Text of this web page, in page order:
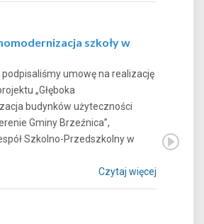
szkoły w
podpisaliśmy umowę na realizację
„Głęboka
budynków użyteczności
Gminy Brzeźnica”,
Szkolno-Przedszkolny w
Czytaj więcej